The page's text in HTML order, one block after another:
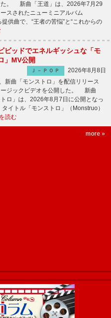
た。 新曲「王道」は、2026年7月29
スされたニューミニアルバム
供曲で、“王者の苦悩”と“これからの
ビッドでエネルギッシュな「モ
」MV公開
Ｊ－ＰＯＰ
2026年8月8日
新曲「モンストロ」を配信リリース
ージックビデオを公開した。 新曲
トロ」は、2026年8月7日に公開となっ
イトル「モンストロ」（Monstruo）
読む
more »